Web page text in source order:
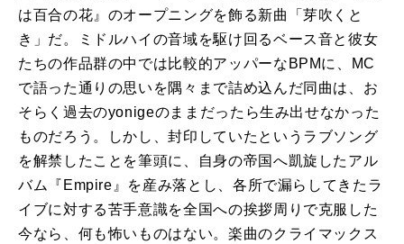
は百合の花』のオープニングを飾る新曲「芽吹くと
き」だ。ミドルハイの音域を駆け回るベース音と彼女
たちの作品群の中では比較的アッパーなBPMに、MC
で語った通りの思いを隅々まで詰め込んだ同曲は、お
そらく過去のyonigeのままだったら生み出せなかった
ものだろう。しかし、封印していたというラブソング
を解禁したことを筆頭に、自身の帝国へ凱旋したアル
バム『Empire』を産み落とし、各所で漏らしてきたラ
イブに対する苦手意識を全国への挨拶周りで克服した
今なら、何も怖いものはない。楽曲のクライマックス